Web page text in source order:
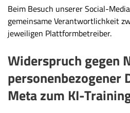
Beim Besuch unserer Social-
gemeinsame Verantwortlichkeit
jeweiligen Plattformbetreiber.
Widerspruch gegen
personenbezogener
Meta zum KI-